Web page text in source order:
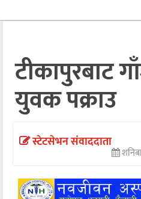
अन्तराष्ट्रिय
अन्तर्वार्ता
अर्थ
खेलकुद
अन्य
टीकापुरबाट
युवक पक्राउ
स्टेटसेभन संवाददाता